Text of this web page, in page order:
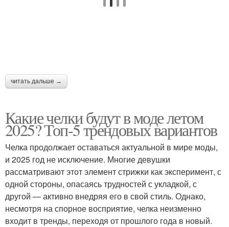
читать дальше →
Какие челки будут в моде летом
2025? Топ-5 трендовых вариантов
Челка продолжает оставаться актуальной в мире моды,
и 2025 год не исключение. Многие девушки
рассматривают этот элемент стрижки как эксперимент, с
одной стороны, опасаясь трудностей с укладкой, с
другой — активно внедряя его в свой стиль. Однако,
несмотря на спорное восприятие, челка неизменно
входит в тренды, переходя от прошлого года в новый.